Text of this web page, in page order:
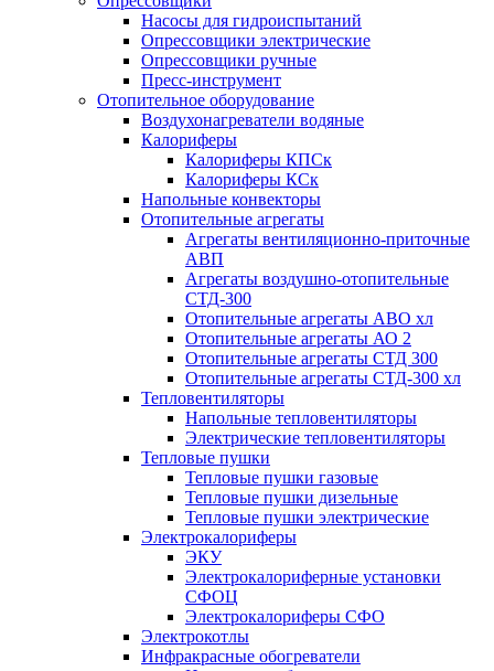
Насосы для гидроиспытаний
Опрессовщики электрические
Опрессовщики ручные
Пресс-инструмент
Отопительное оборудование
Воздухонагреватели водяные
Калориферы
Калориферы КПСк
Калориферы КСк
Напольные конвекторы
Отопительные агрегаты
Агрегаты вентиляционно-приточные
АВП
Агрегаты воздушно-отопительные
СТД-300
Отопительные агрегаты АВО хл
Отопительные агрегаты АО 2
Отопительные агрегаты СТД 300
Отопительные агрегаты СТД-300 хл
Тепловентиляторы
Напольные тепловентиляторы
Электрические тепловентиляторы
Тепловые пушки
Тепловые пушки газовые
Тепловые пушки дизельные
Тепловые пушки электрические
Электрокалориферы
ЭКУ
Электрокалориферные установки
СФОЦ
Электрокалориферы СФО
Электрокотлы
Инфракрасные обогреватели